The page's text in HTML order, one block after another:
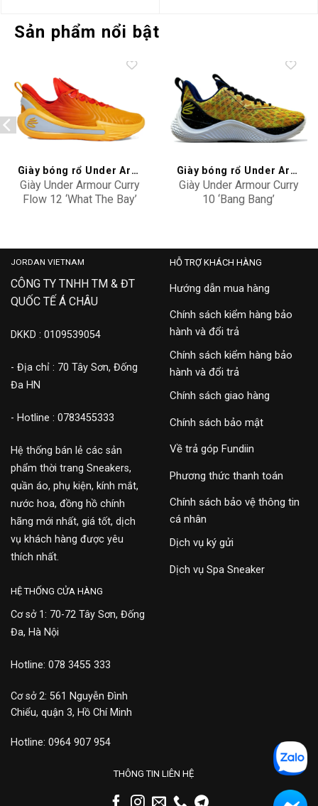
Sản phẩm nổi bật
Add to
wishlist
Giày bóng rổ Under Armour
Giày Under Armour Curry
Flow 12 ‘What The Bay’
Add to
wishlist
Giày bóng rổ Under Armour
Giày Under Armour Curry
10 ‘Bang Bang’
JORDAN VIETNAM
CÔNG TY TNHH TM & ĐT
QUỐC TẾ Á CHÂU
DKKD : 0109539054
- Địa chỉ : 70 Tây Sơn, Đống
Đa HN
- Hotline : 0783455333
Hệ thống bán lẻ các sản
phẩm thời trang Sneakers,
quần áo, phụ kiện, kính mắt,
nước hoa, đồng hồ chính
hãng mới nhất, giá tốt, dịch
vụ khách hàng được yêu
thích nhất.
HỖ TRỢ KHÁCH HÀNG
Hướng dẫn mua hàng
Chính sách kiểm hàng bảo
hành và đổi trả
Chính sách kiểm hàng bảo
hành và đổi trả
Chính sách giao hàng
Chính sách bảo mật
Về trả góp Fundiin
Phương thức thanh toán
Chính sách bảo vệ thông tin
cá nhân
Dịch vụ ký gửi
Dịch vụ Spa Sneaker
HỆ THỐNG CỬA HÀNG
Cơ sở 1: 70-72 Tây Sơn, Đống
Đa, Hà Nội
Hotline: 078 3455 333
Cơ sở 2: 561 Nguyễn Đình
Chiểu, quận 3, Hồ Chí Minh
Hotline: 0964 907 954
THÔNG TIN LIÊN HỆ